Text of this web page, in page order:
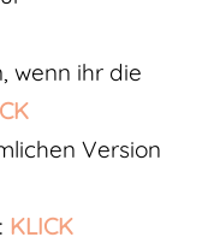
wenn ihr die
Version
KLICK